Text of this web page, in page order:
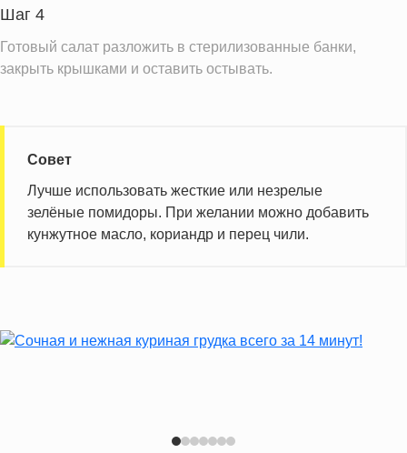
Шаг 4
Готовый салат разложить в стерилизованные банки,
закрыть крышками и оставить остывать.
Совет
Лучше использовать жесткие или незрелые
зелёные помидоры. При желании можно добавить
кунжутное масло, кориандр и перец чили.